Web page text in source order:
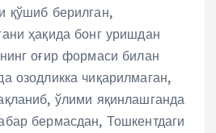
қўшиб берилган,
ҳақида бонг уришдан
оғир формаси билан
озодликка чиқарилмаган,
ўлими яқинлашганда
бермасдан, Тошкентдаги